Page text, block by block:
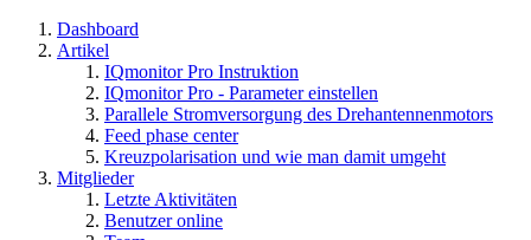
Dashboard
Artikel
IQmonitor Pro Instruktion
IQmonitor Pro - Parameter einstellen
Parallele Stromversorgung des Drehantennenmotors
Feed phase center
Kreuzpolarisation und wie man damit umgeht
Mitglieder
Letzte Aktivitäten
Benutzer online